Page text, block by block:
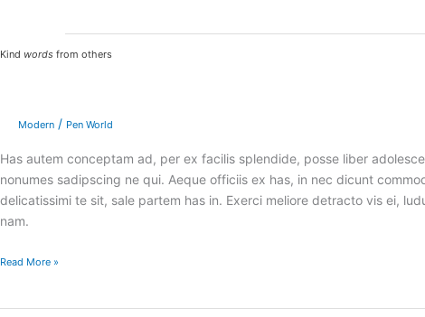
Kind words from others
Modern / Pen World
Has autem conceptam ad, per ex facilis splendide, posse liber
nonumes sadipscing ne qui. Aeque officiis ex has, in nec dicunt
delicatissimi te sit, sale partem has in. Exerci meliore detracto vis ei,
nam.
Read More »